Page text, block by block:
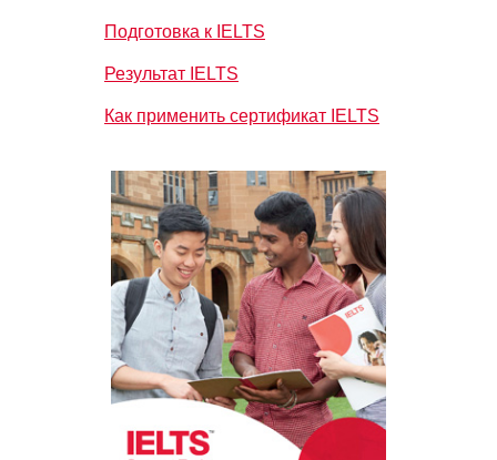
Подготовка к IELTS
Результат IELTS
Как применить сертификат IELTS